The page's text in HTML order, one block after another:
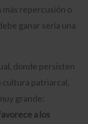
repercusión o
ganar sería una
donde persisten
cultura patriarcal,
grande:
a los